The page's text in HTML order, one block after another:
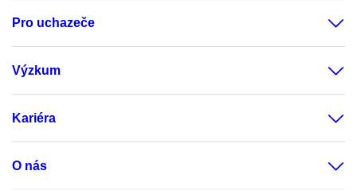
Pro uchazeče
Výzkum
Kariéra
O nás